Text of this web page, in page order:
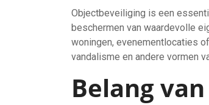
Objectbeveiliging is een
beschermen van waardevolle
woningen, evenementlocaties
vandalisme en andere vormen
Belang